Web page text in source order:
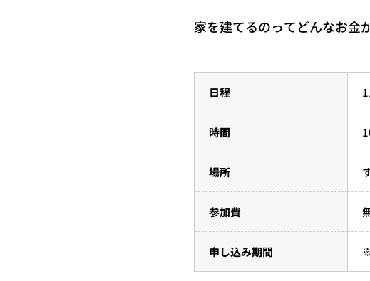
家を建てるのってどんなお金
日程
時間
場所
参加費
申し込み期間